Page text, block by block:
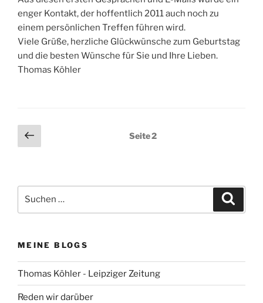
enger Kontakt, der hoffentlich 2011 auch noch zu
einem persönlichen Treffen führen wird.
Viele Grüße, herzliche Glückwünsche zum Geburtstag
und die besten Wünsche für Sie und Ihre Lieben.
Thomas Köhler
Seitennummerierung
der
Vorherige
Seite
Seite2
nach:
MEINE BLOGS
Thomas Köhler - Leipziger Zeitung
Reden wir darüber